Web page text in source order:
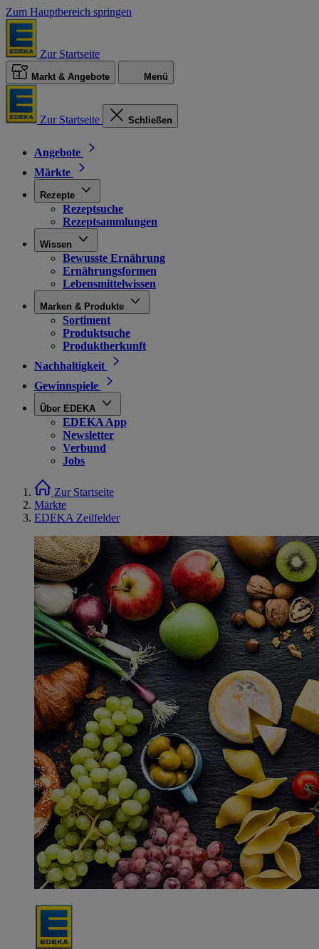
Zum Hauptbereich springen
Zur Startseite
Markt & Angebote Menü
Zur Startseite Schließen
Angebote
Märkte
Rezepte
Rezeptsuche
Rezeptsammlungen
Wissen
Bewusste Ernährung
Ernährungsformen
Lebensmittelwissen
Marken & Produkte
Sortiment
Produktsuche
Produktherkunft
Nachhaltigkeit
Gewinnspiele
Über EDEKA
EDEKA App
Newsletter
Verbund
Jobs
Zur Startseite
Märkte
EDEKA Zeilfelder